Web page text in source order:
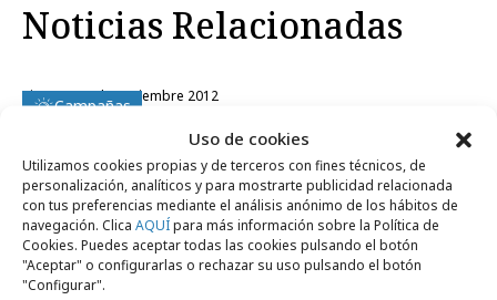
Uso de cookies
Utilizamos cookies propias y de terceros con fines técnicos, de
personalización, analíticos y para mostrarte publicidad relacionada
con tus preferencias mediante el análisis anónimo de los hábitos de
navegación. Clica AQUÍpara más información sobre la Política de
Cookies. Puedes aceptar todas las cookies pulsando el botón
"Aceptar" o configurarlas o rechazar su uso pulsando el botón
"Configurar".
Noticias Relacionadas
Campañas
viernes, 16 de noviembre 2012
Wuaki.tv inunda las calles de emociones
Agencias
martes, 5 de junio 2012
Commo abre oficina en Madrid